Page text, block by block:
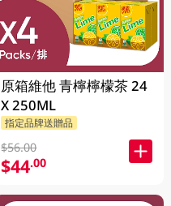
原箱維他 青檸檸檬茶 24
X 250ML
指定品牌送贈品
$56.00
$44.00